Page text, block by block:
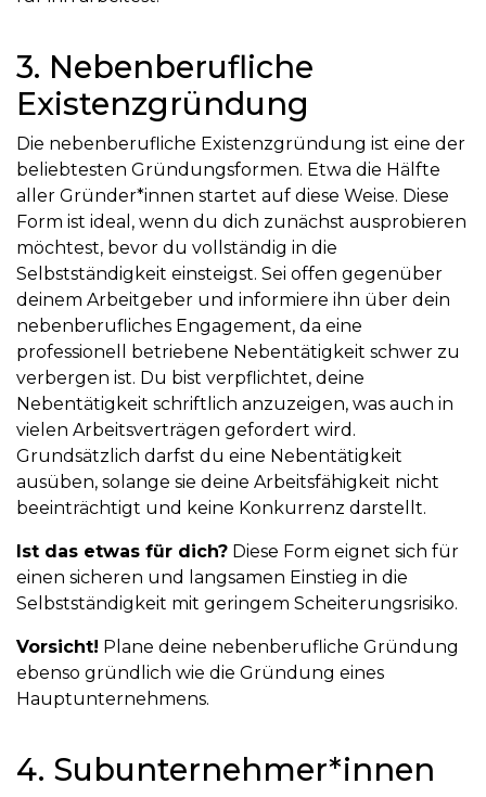
3. Nebenberufliche
Existenzgründung
Die nebenberufliche Existenzgründung ist eine der
beliebtesten Gründungsformen. Etwa die Hälfte
aller Gründer*innen startet auf diese Weise. Diese
Form ist ideal, wenn du dich zunächst ausprobieren
möchtest, bevor du vollständig in die
Selbstständigkeit einsteigst. Sei offen gegenüber
deinem Arbeitgeber und informiere ihn über dein
nebenberufliches Engagement, da eine
professionell betriebene Nebentätigkeit schwer zu
verbergen ist. Du bist verpflichtet, deine
Nebentätigkeit schriftlich anzuzeigen, was auch in
vielen Arbeitsverträgen gefordert wird.
Grundsätzlich darfst du eine Nebentätigkeit
ausüben, solange sie deine Arbeitsfähigkeit nicht
beeinträchtigt und keine Konkurrenz darstellt.
Ist das etwas für dich? Diese Form eignet sich für
einen sicheren und langsamen Einstieg in die
Selbstständigkeit mit geringem Scheiterungsrisiko.
Vorsicht! Plane deine nebenberufliche Gründung
ebenso gründlich wie die Gründung eines
Hauptunternehmens.
4. Subunternehmer*innen